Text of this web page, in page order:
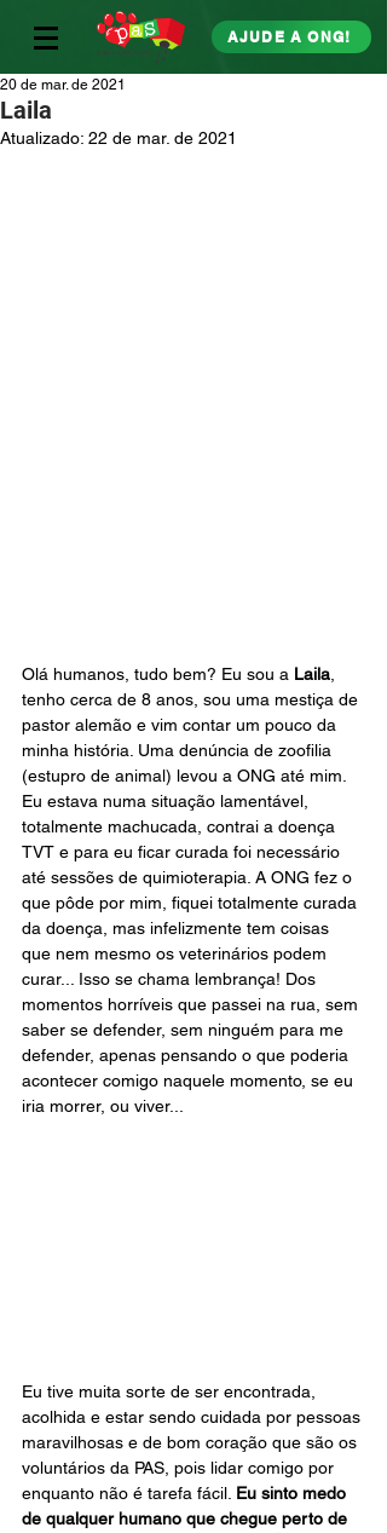
AJUDE A ONG!
Laila
20 de mar. de 2021
Atualizado: 22 de mar. de 2021
Olá humanos, tudo bem? Eu sou a Laila,
tenho cerca de 8 anos, sou uma mestiça de
pastor alemão e vim contar um pouco da
minha história. Uma denúncia de zoofilia
(estupro de animal) levou a ONG até mim.
Eu estava numa situação lamentável,
totalmente machucada, contrai a doença
TVT e para eu ficar curada foi necessário
até sessões de quimioterapia. A ONG fez o
que pôde por mim, fiquei totalmente curada
da doença, mas infelizmente tem coisas
que nem mesmo os veterinários podem
curar... Isso se chama lembrança! Dos
momentos horríveis que passei na rua, sem
saber se defender, sem ninguém para me
defender, apenas pensando o que poderia
acontecer comigo naquele momento, se eu
iria morrer, ou viver...
Eu tive muita sorte de ser encontrada,
acolhida e estar sendo cuidada por pessoas
maravilhosas e de bom coração que são os
voluntários da PAS, pois lidar comigo por
enquanto não é tarefa fácil. Eu sinto medo
de qualquer humano que chegue perto de